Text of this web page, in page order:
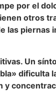
por el
otros
las piernas
Un
dificulta
y